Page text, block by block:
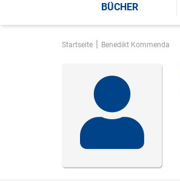
BÜCHER
Startseite | Benedikt Kommenda